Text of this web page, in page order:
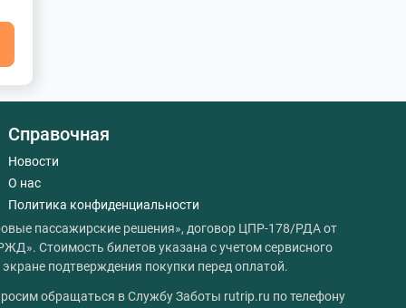
Справочная
Новости
О нас
Политика конфиденциальности
пассажирские решения», договор ЦПР-178/РДА от
Стоимость билетов указана с учетом сервисного
подтверждения покупки перед оплатой.
обращаться в Службу Заботы rutrip.ru по телефону